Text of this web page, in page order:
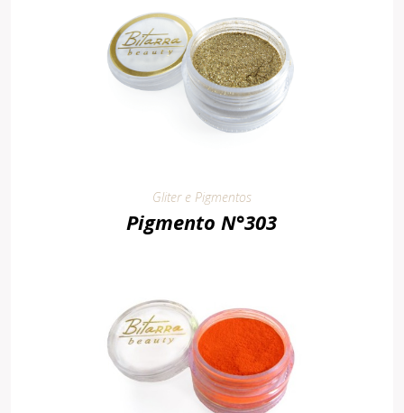
Gliter e Pigmentos
Pigmento N°303